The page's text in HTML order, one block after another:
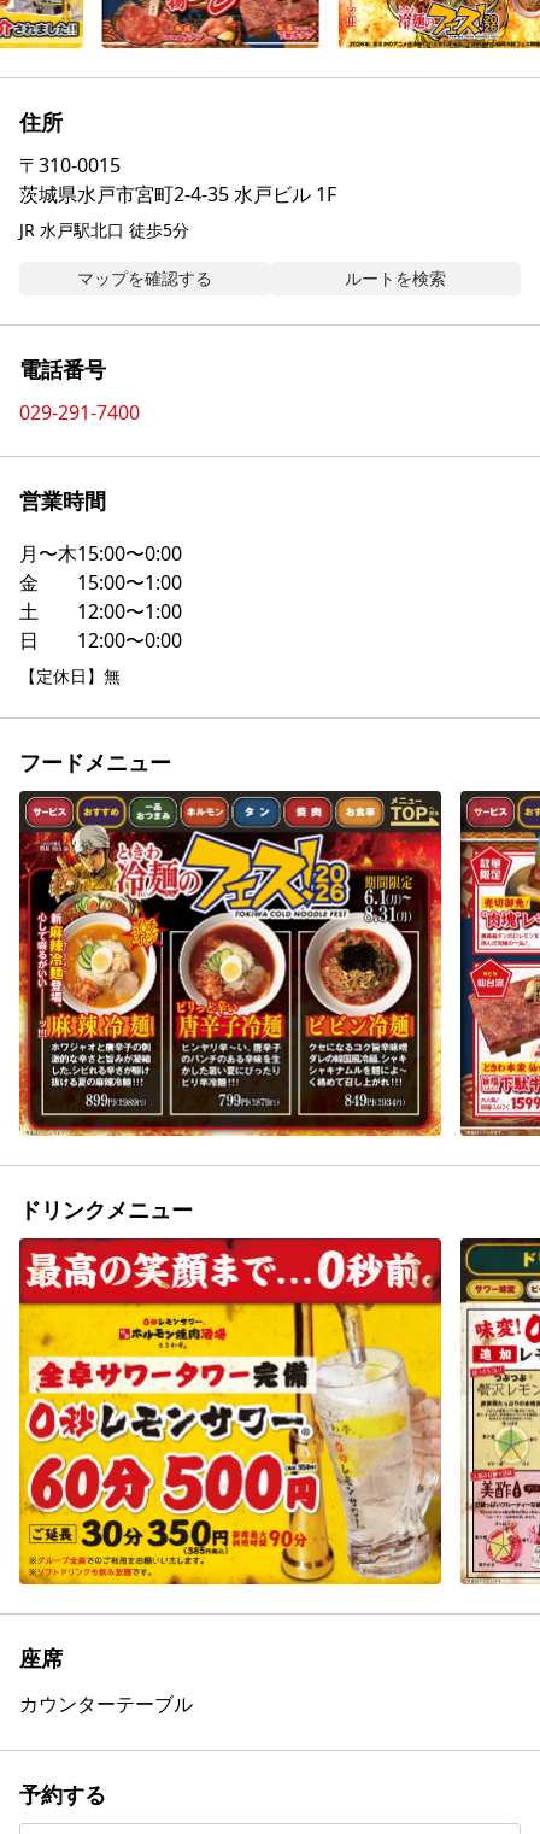
住所
〒310-0015
茨城県水戸市宮町2-4-35 水戸ビル 1F
JR 水戸駅北口 徒歩5分
マップを確認する ルートを検索
電話番号
029-291-7400
営業時間
月〜木15:00〜0:00
金
15:00〜1:00
土
12:00〜1:00
日
12:00〜0:00
【定休日】無
フードメニュー
ドリンクメニュー
座席
カウンターテーブル
予約する